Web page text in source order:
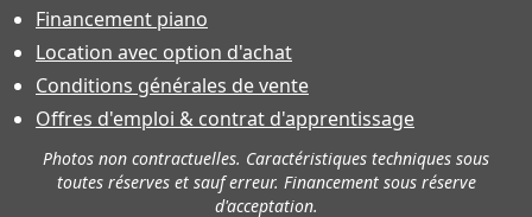
Financement piano
Location avec option d'achat
Conditions générales de vente
Offres d'emploi & contrat d'apprentissage
Photos non contractuelles. Caractéristiques techniques sous
toutes réserves et sauf erreur. Financement sous réserve
d'acceptation.